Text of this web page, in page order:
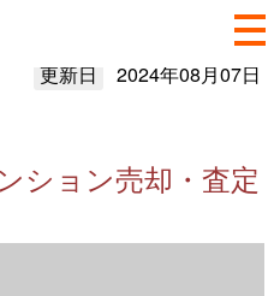
更新日 2024年08月07日
ション売却・査定
ン売却情報（2023